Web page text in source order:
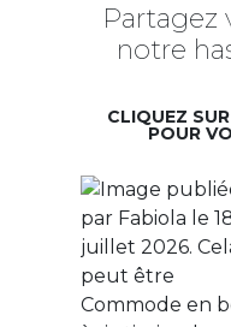
Partagez
notre
CLIQUEZ
POUR